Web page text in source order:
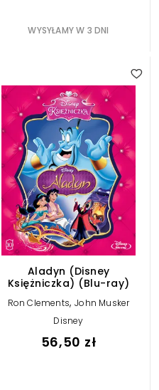
WYSYŁAMY W 3 DNI
Aladyn (Disney
Księżniczka) (Blu-ray)
Ron Clements,John Musker
Disney
56,50 zł